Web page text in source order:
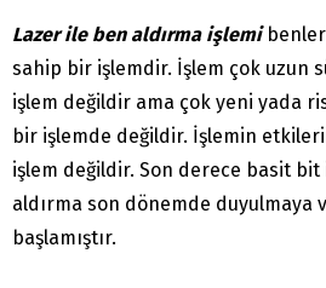
Lazer ile ben aldırma işlemi
sahip bir işlemdir. İşlem çok uzun
işlem değildir ama çok yeni yada
bir işlemde değildir. İşlemin
işlem değildir. Son derece basit
aldırma son dönemde duyulmaya
başlamıştır.